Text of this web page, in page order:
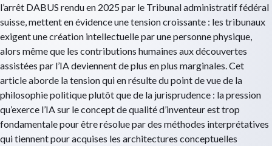
l’arrêt DABUS rendu en 2025 par le Tribunal administratif fédéral
suisse, mettent en évidence une tension croissante : les tribunaux
exigent une création intellectuelle par une personne physique,
alors même que les contributions humaines aux découvertes
assistées par l’IA deviennent de plus en plus marginales. Cet
article aborde la tension qui en résulte du point de vue de la
philosophie politique plutôt que de la jurisprudence : la pression
qu’exerce l’IA sur le concept de qualité d’inventeur est trop
fondamentale pour être résolue par des méthodes interprétatives
qui tiennent pour acquises les architectures conceptuelles